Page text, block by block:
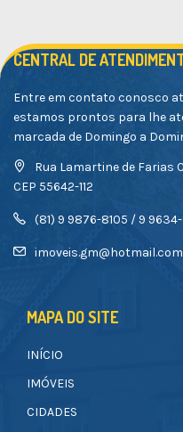
CENTRAL DE
Entre em contato conosco
estamos prontos para lhe
marcada de Domingo a
Rua Lamartine de Farias
CEP 55642-112
(81) 9 9876-8105 / 9
imoveis.gm@hotmail.com
MAPA DO SITE
INÍCIO
IMÓVEIS
CIDADES